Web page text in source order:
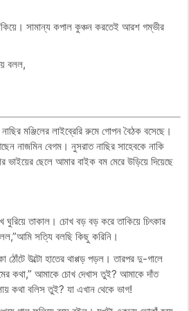
সামান্য কপাল কুঞ্চন করতেই আরশ গম্ভীর
বলল,
মঞ্জিলের লাইব্রেরি রুমে গোপন বৈঠক বসেছে।
নাজমিন বেগম। নুসরাত নাছির সাহেবকে নাকি
ছেলে আমার বাইক বম মেরে উড়িয়ে দিয়েছে
ঘুরিয়ে তাকাল। চোখ বড় বড় করে তাকিয়ে চিৎকার
সত্যি বলছি কিছু করিনি।
ঠোঁটে উল্টো হাতের থাপ্পড় পড়ল। তারপর দু-গালে
কথা,” আমাকে চোখ দেখাস তুই? আমাকে দাঁত
কথা বলিস তুই? যা এখান থেকে ভাগ!